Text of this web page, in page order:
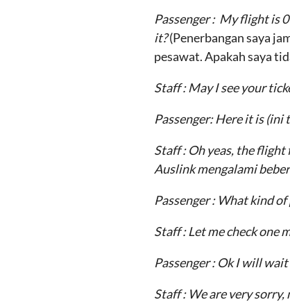
Passenger : My flight is
it?(Penerbangan saya
pesawat. Apakah saya
Staff : May I see your
Passenger:Here it is(ini
Staff : Oh yeas, the
Auslink mengalami
Passenger : What kind
Staff : Let me check one
Passenger : Ok I will wait
Staff : We are very